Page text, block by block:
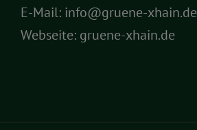
E-Mail: info@gruene-xhain.de
Webseite: gruene-xhain.de